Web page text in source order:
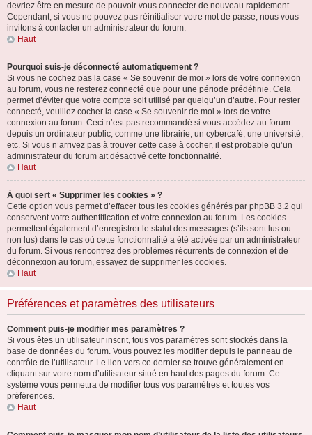
devriez être en mesure de pouvoir vous connecter de nouveau rapidement.
Cependant, si vous ne pouvez pas réinitialiser votre mot de passe, nous vous
invitons à contacter un administrateur du forum.
Haut
Pourquoi suis-je déconnecté automatiquement ?
Si vous ne cochez pas la case « Se souvenir de moi » lors de votre connexion
au forum, vous ne resterez connecté que pour une période prédéfinie. Cela
permet d’éviter que votre compte soit utilisé par quelqu’un d’autre. Pour rester
connecté, veuillez cocher la case « Se souvenir de moi » lors de votre
connexion au forum. Ceci n’est pas recommandé si vous accédez au forum
depuis un ordinateur public, comme une librairie, un cybercafé, une université,
etc. Si vous n’arrivez pas à trouver cette case à cocher, il est probable qu’un
administrateur du forum ait désactivé cette fonctionnalité.
Haut
À quoi sert « Supprimer les cookies » ?
Cette option vous permet d’effacer tous les cookies générés par phpBB 3.2 qui
conservent votre authentification et votre connexion au forum. Les cookies
permettent également d’enregistrer le statut des messages (s’ils sont lus ou
non lus) dans le cas où cette fonctionnalité a été activée par un administrateur
du forum. Si vous rencontrez des problèmes récurrents de connexion et de
déconnexion au forum, essayez de supprimer les cookies.
Haut
Préférences et paramètres des utilisateurs
Comment puis-je modifier mes paramètres ?
Si vous êtes un utilisateur inscrit, tous vos paramètres sont stockés dans la
base de données du forum. Vous pouvez les modifier depuis le panneau de
contrôle de l’utilisateur. Le lien vers ce dernier se trouve généralement en
cliquant sur votre nom d’utilisateur situé en haut des pages du forum. Ce
système vous permettra de modifier tous vos paramètres et toutes vos
préférences.
Haut